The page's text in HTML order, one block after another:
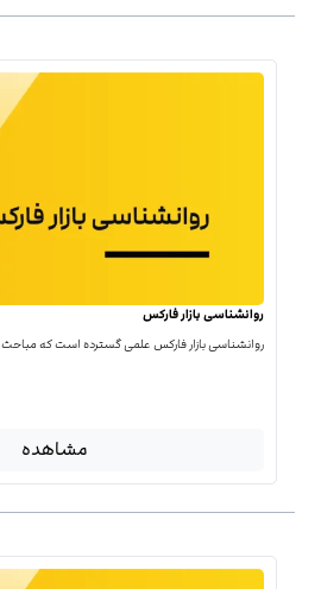
روانشناسی بازار فارکس
روانشناسی بازار فارکس علمی گسترده است که مباحث
مشاهده